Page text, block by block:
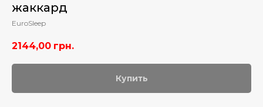
жаккард
EuroSleep
2144,00 грн.
Купить